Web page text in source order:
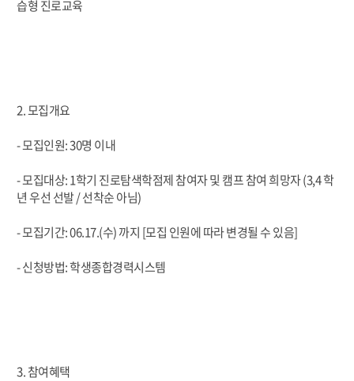
습형 진로교육
2. 모집개요
- 모집인원: 30명 이내
- 모집대상: 1학기 진로탐색학점제 참여자 및 캠프 참여 희망자 (3,4 학
년 우선 선발 / 선착순 아님)
- 모집기간: 06.17.(수) 까지 [모집 인원에 따라 변경될 수 있음]
- 신청방법: 학생종합경력시스템
3. 참여혜택